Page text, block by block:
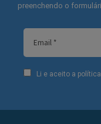
preenchendo o
Li e aceito a